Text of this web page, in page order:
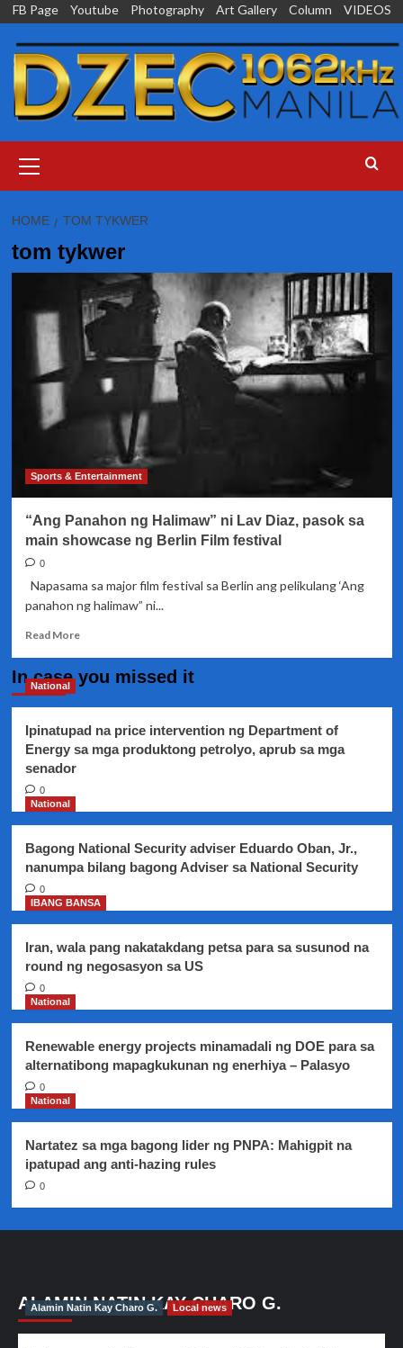
Skip
content
FB Page Youtube Photography Art Gallery Column VIDEOS
Menu
HOME TOM TYKWER
tom tykwer
Sports & Entertainment
“Ang Panahon ng Halimaw” ni Lav Diaz, pasok sa
main showcase ng Berlin Film festival
0
Napasama sa major film festival sa Berlin ang pelikulang ‘Ang
panahon ng halimaw” ni...
Read MoreRead
“Ang
Halimaw”
ni
showcase
ng
Film
festival
In case you missed it
National
Ipinatupad na price intervention ng Department of
Energy sa mga produktong petrolyo, aprub sa mga
senador
0
National
Bagong National Security adviser Eduardo Oban, Jr.,
nanumpa bilang bagong Adviser sa National Security
0
IBANG BANSA
Iran, wala pang nakatakdang petsa para sa susunod na
round ng negosasyon sa US
0
National
Renewable energy projects minamadali ng DOE para sa
alternatibong mapagkukunan ng enerhiya – Palasyo
0
National
Nartatez sa mga bagong lider ng PNPA: Mahigpit na
ipatupad ang anti-hazing rules
0
ALAMIN NATIN KAY CHARO G.
Alamin Natin Kay Charo G. Local news